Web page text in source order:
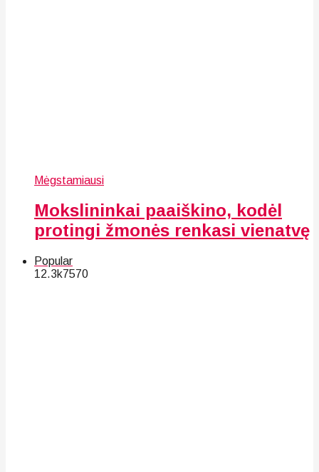
Mėgstamiausi
Mokslininkai paaiškino, kodėl
protingi žmonės renkasi vienatvę
Popular
12.3k7570